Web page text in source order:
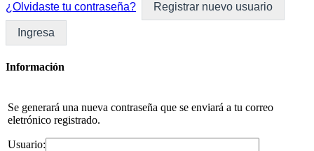
¿Olvidaste tu contraseña?
Registrar nuevo usuario
Ingresa
Información
Se generará una nueva contraseña que se enviará a tu correo
eletrónico registrado.
Usuario: